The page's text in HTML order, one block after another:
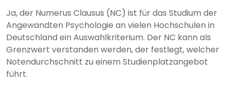
Ja, der Numerus Clausus (NC) ist für das Studium der
Angewandten Psychologie an vielen Hochschulen in
Deutschland ein Auswahlkriterium. Der NC kann als
Grenzwert verstanden werden, der festlegt, welcher
Notendurchschnitt zu einem Studienplatzangebot
führt.